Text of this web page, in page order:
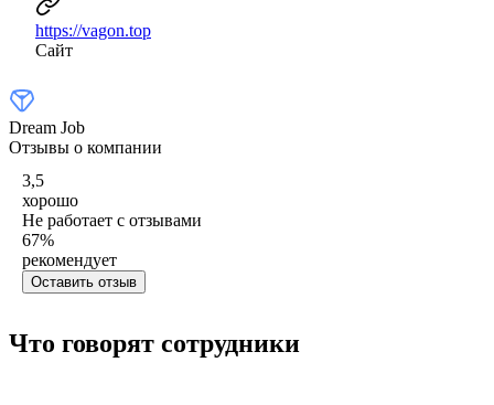
https://vagon.top
Сайт
Dream Job
Отзывы о компании
3,5
хорошо
Не работает с отзывами
67%
рекомендует
Оставить отзыв
Что говорят сотрудники